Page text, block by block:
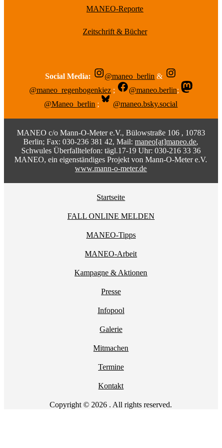
MANEO-Reporte
Zeitschrift & Bücher
Social Media: @maneo_berlin &
@maneo_regenbogenkiez ; @maneo.berlin;
@Maneo_berlin ; @maneo.bsky.social
MANEO c/o Mann-O-Meter e.V., Bülowstraße 106 , 10783
Berlin; Fax: 030-236 381 42, Mail:maneo[at]maneo.de,
Schwules Überfalltelefon: tägl.17-19 Uhr: 030-216 33 36
MANEO, ein eigenständiges Projekt von Mann-O-Meter e.V.
www.mann-o-meter.de
Startseite
FALL ONLINE MELDEN
MANEO-Tipps
MANEO-Arbeit
Kampagne & Aktionen
Presse
Infopool
Galerie
Mitmachen
Termine
Kontakt
Copyright © 2026 . All rights reserved.